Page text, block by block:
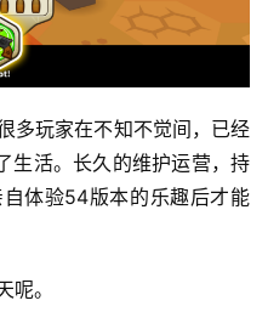
多玩家在不知不觉间，已经
生活。长久的维护运营，持
体验54版本的乐趣后才能
。